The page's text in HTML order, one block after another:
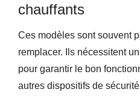
chauffants
Ces modèles sont souvent
remplacer. Ils nécessitent
pour garantir le bon
autres dispositifs de